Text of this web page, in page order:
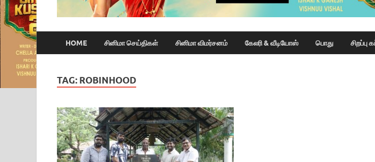
HOME சினிமா செய்திகள் சினிமா விமர்சனம் கேலரி & வீடியோஸ் பொது சிறப்பு
TAG: ROBINHOOD